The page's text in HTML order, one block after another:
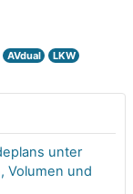
AVdual
LKW
unter
Volumen und